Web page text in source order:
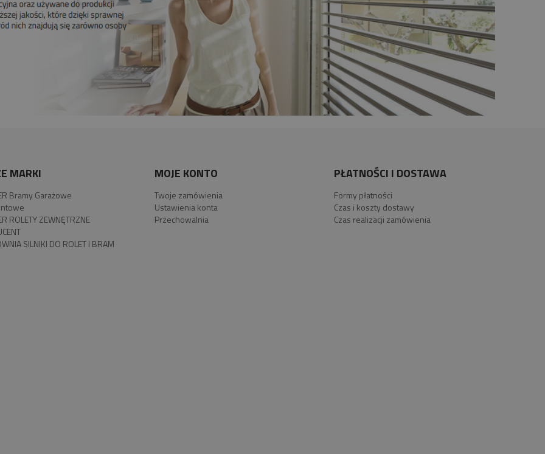
MARKI
Bramy Garażowe
ROLETY ZEWNĘTRZNE
SILNIKI DO ROLET I BRAM
MOJE KONTO
Twoje zamówienia
Ustawienia konta
Przechowalnia
PŁATNOŚCI I DOSTAWA
Formy płatności
Czas i koszty dostawy
Czas realizacji zamówienia